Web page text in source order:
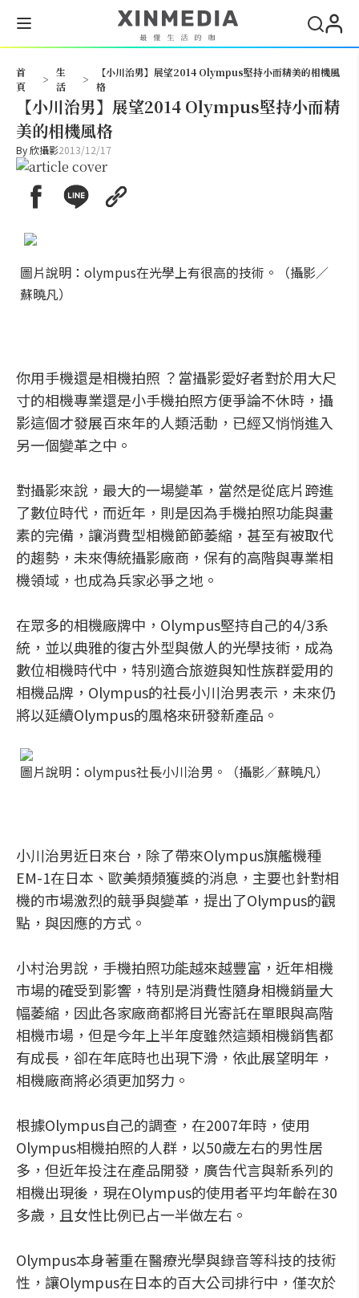
首
頁
>
生
活
>
【小川治男】展望2014 Olympus堅持小而精美的相機風
格
【小川治男】展望2014 Olympus堅持小而精
美的相機風格
By欣攝影2013/12/17
圖片說明：olympus在光學上有很高的技術。（攝影／
蘇曉凡）
你用手機還是相機拍照 ？當攝影愛好者對於用大尺
寸的相機專業還是小手機拍照方便爭論不休時，攝
影這個才發展百來年的人類活動，已經又悄悄進入
另一個變革之中。
對攝影來說，最大的一場變革，當然是從底片跨進
了數位時代，而近年，則是因為手機拍照功能與畫
素的完備，讓消費型相機節節萎縮，甚至有被取代
的趨勢，未來傳統攝影廠商，保有的高階與專業相
機領域，也成為兵家必爭之地。
在眾多的相機廠牌中，Olympus堅持自己的4/3系
統，並以典雅的復古外型與傲人的光學技術，成為
數位相機時代中，特別適合旅遊與知性族群愛用的
相機品牌，Olympus的社長小川治男表示，未來仍
將以延續Olympus的風格來研發新產品。
圖片說明：olympus社長小川治男。（攝影／蘇曉凡）
小川治男近日來台，除了帶來Olympus旗艦機種
EM-1在日本、歐美頻頻獲獎的消息，主要也針對相
機的市場激烈的競爭與變革，提出了Olympus的觀
點，與因應的方式。
小村治男說，手機拍照功能越來越豐富，近年相機
市場的確受到影響，特別是消費性隨身相機銷量大
幅萎縮，因此各家廠商都將目光寄託在單眼與高階
相機市場，但是今年上半年度雖然這類相機銷售都
有成長，卻在年底時也出現下滑，依此展望明年，
相機廠商將必須更加努力。
根據Olympus自己的調查，在2007年時，使用
Olympus相機拍照的人群，以50歲左右的男性居
多，但近年投注在產品開發，廣告代言與新系列的
相機出現後，現在Olympus的使用者平均年齡在30
多歲，且女性比例已占一半做左右。
Olympus本身著重在醫療光學與錄音等科技的技術
性，讓Olympus在日本的百大公司排行中，僅次於